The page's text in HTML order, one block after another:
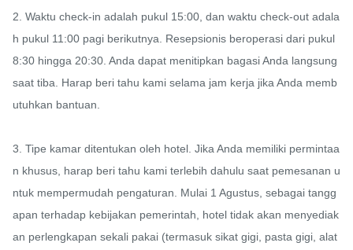
2. Waktu check-in adalah pukul 15:00, dan waktu check-out adala
h pukul 11:00 pagi berikutnya. Resepsionis beroperasi dari pukul
8:30 hingga 20:30. Anda dapat menitipkan bagasi Anda langsung
saat tiba. Harap beri tahu kami selama jam kerja jika Anda memb
utuhkan bantuan.
3. Tipe kamar ditentukan oleh hotel. Jika Anda memiliki permintaa
n khusus, harap beri tahu kami terlebih dahulu saat pemesanan u
ntuk mempermudah pengaturan. Mulai 1 Agustus, sebagai tangg
apan terhadap kebijakan pemerintah, hotel tidak akan menyediak
an perlengkapan sekali pakai (termasuk sikat gigi, pasta gigi, alat